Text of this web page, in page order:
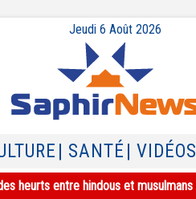
Jeudi 6 Août 2026
| SANTÉ | VIDÉOS
heurts entre hindous et musulmans